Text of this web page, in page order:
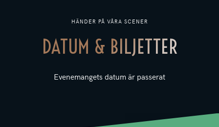
HÄNDER PÅ VÅRA SCENER
DATUM & BILJETTER
Evenemangets datum är passerat